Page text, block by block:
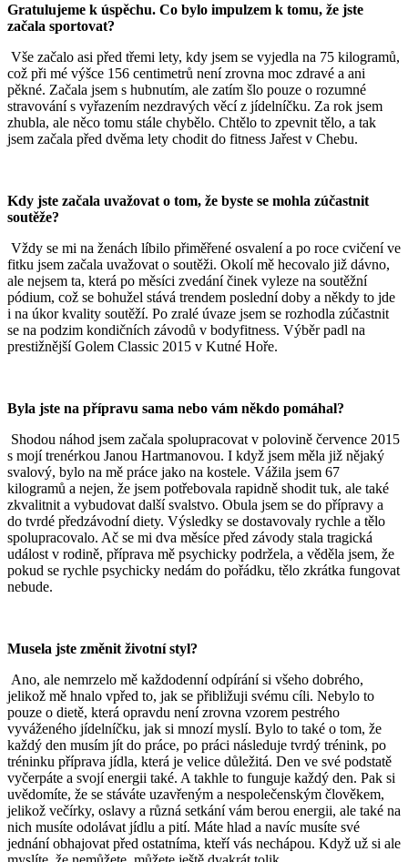
Gratulujeme k úspěchu. Co bylo impulzem k tomu, že jste
začala sportovat?
Vše začalo asi před třemi lety, kdy jsem se vyjedla na 75 kilogramů,
což při mé výšce 156 centimetrů není zrovna moc zdravé a ani
pěkné. Začala jsem s hubnutím, ale zatím šlo pouze o rozumné
stravování s vyřazením nezdravých věcí z jídelníčku. Za rok jsem
zhubla, ale něco tomu stále chybělo. Chtělo to zpevnit tělo, a tak
jsem začala před dvěma lety chodit do fitness Jařest v Chebu.
Kdy jste začala uvažovat o tom, že byste se mohla zúčastnit
soutěže?
Vždy se mi na ženách líbilo přiměřené osvalení a po roce cvičení ve
fitku jsem začala uvažovat o soutěži. Okolí mě hecovalo již dávno,
ale nejsem ta, která po měsíci zvedání činek vyleze na soutěžní
pódium, což se bohužel stává trendem poslední doby a někdy to jde
i na úkor kvality soutěží. Po zralé úvaze jsem se rozhodla zúčastnit
se na podzim kondičních závodů v bodyfitness. Výběr padl na
prestižnější Golem Classic 2015 v Kutné Hoře.
Byla jste na přípravu sama nebo vám někdo pomáhal?
Shodou náhod jsem začala spolupracovat v polovině července 2015
s mojí trenérkou Janou Hartmanovou. I když jsem měla již nějaký
svalový, bylo na mě práce jako na kostele. Vážila jsem 67
kilogramů a nejen, že jsem potřebovala rapidně shodit tuk, ale také
zkvalitnit a vybudovat další svalstvo. Obula jsem se do přípravy a
do tvrdé předzávodní diety. Výsledky se dostavovaly rychle a tělo
spolupracovalo. Ač se mi dva měsíce před závody stala tragická
událost v rodině, příprava mě psychicky podržela, a věděla jsem, že
pokud se rychle psychicky nedám do pořádku, tělo zkrátka fungovat
nebude.
Musela jste změnit životní styl?
Ano, ale nemrzelo mě každodenní odpírání si všeho dobrého,
jelikož mě hnalo vpřed to, jak se přibližuji svému cíli. Nebylo to
pouze o dietě, která opravdu není zrovna vzorem pestrého
vyváženého jídelníčku, jak si mnozí myslí. Bylo to také o tom, že
každý den musím jít do práce, po práci následuje tvrdý trénink, po
tréninku příprava jídla, která je velice důležitá. Den ve své podstatě
vyčerpáte a svojí energii také. A takhle to funguje každý den. Pak si
uvědomíte, že se stáváte uzavřeným a nespolečenským člověkem,
jelikož večírky, oslavy a různá setkání vám berou energii, ale také na
nich musíte odolávat jídlu a pití. Máte hlad a navíc musíte své
jednání obhajovat před ostatníma, kteří vás nechápou. Když už si ale